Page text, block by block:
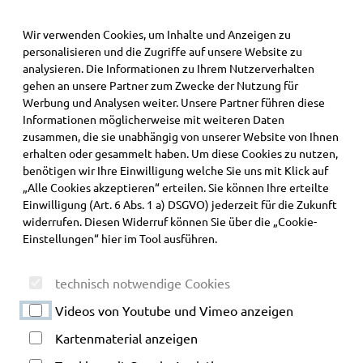
Alpcura Fachklinik Allgäu
Wir verwenden Cookies, um Inhalte und Anzeigen zu
personalisieren und die Zugriffe auf unsere Website zu
analysieren. Die Informationen zu Ihrem Nutzerverhalten
gehen an unsere Partner zum Zwecke der Nutzung für
Werbung und Analysen weiter. Unsere Partner führen diese
Informationen möglicherweise mit weiteren Daten
zusammen, die sie unabhängig von unserer Website von Ihnen
erhalten oder gesammelt haben. Um diese Cookies zu nutzen,
benötigen wir Ihre Einwilligung welche Sie uns mit Klick auf
„Alle Cookies akzeptieren“ erteilen. Sie können Ihre erteilte
Einwilligung (Art. 6 Abs. 1 a) DSGVO) jederzeit für die Zukunft
widerrufen. Diesen Widerruf können Sie über die „Cookie-
Einstellungen“ hier im Tool ausführen.
technisch notwendige Cookies
Videos von Youtube und Vimeo anzeigen
Kartenmaterial anzeigen